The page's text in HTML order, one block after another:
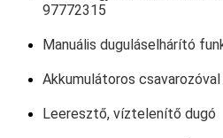
97772315
Manuális duguláselhárító
Akkumulátoros
Leeresztő, víztelenítő dugó